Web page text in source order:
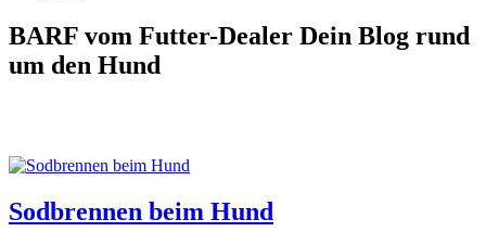
BARF vom Futter-Dealer Dein Blog rund
um den Hund
Sodbrennen beim Hund